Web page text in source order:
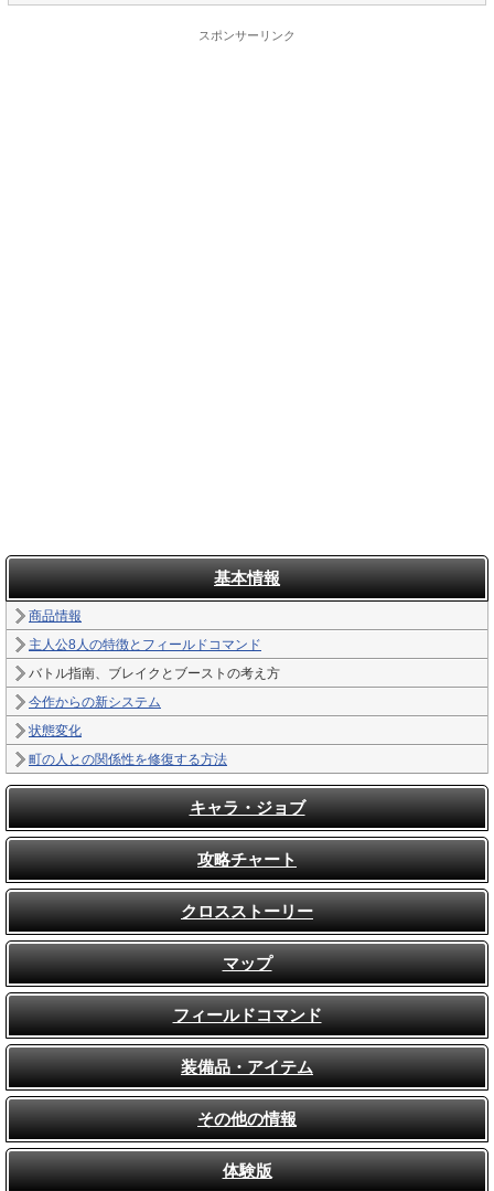
スポンサーリンク
基本情報
商品情報
主人公8人の特徴とフィールドコマンド
バトル指南、ブレイクとブーストの考え方
今作からの新システム
状態変化
町の人との関係性を修復する方法
キャラ・ジョブ
攻略チャート
クロスストーリー
マップ
フィールドコマンド
装備品・アイテム
その他の情報
体験版